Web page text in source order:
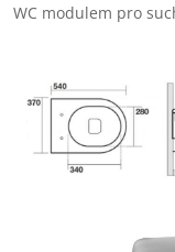
WC modulem pro